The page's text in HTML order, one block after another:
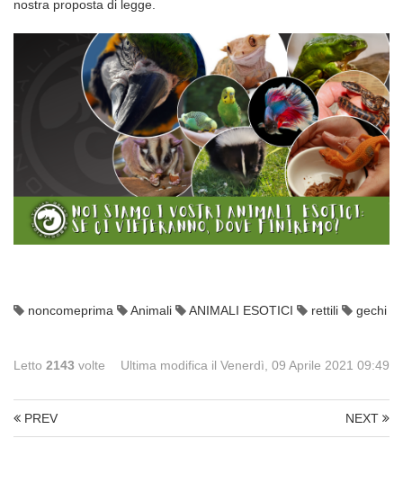
nostra proposta di legge.
noncomeprima Animali ANIMALI ESOTICI rettili gechi
Letto 2143 volte Ultima modifica il Venerdì, 09 Aprile 2021 09:49
PREV NEXT